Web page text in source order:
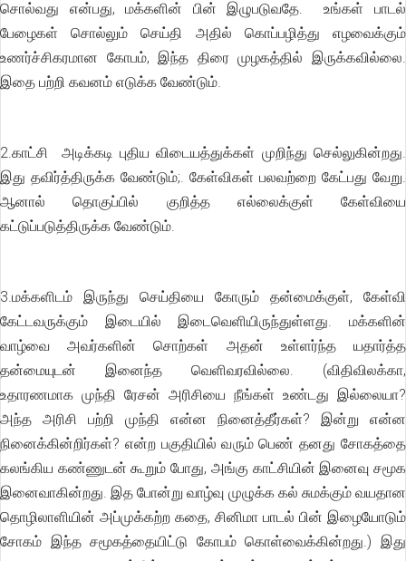
சொல்வது என்பது, மக்களின் பின் இழுபடுவதே. உங்கள் பாடல்
பேழைகள் சொல்லும் செய்தி அதில் கொப்பழித்து எழவைக்கும்
உணர்ச்சிகரமான கோபம், இந்த திரை முழகத்தில் இருக்கவில்லை.
இதை பற்றி கவனம் எடுக்க வேண்டும்.
2.காட்சி அடிக்கடி புதிய விடையத்துக்கள் முறிந்து செல்லுகின்றது.
இது தவிர்த்திருக்க வேண்டும்;. கேள்விகள் பலவற்றை கேட்பது வேறு.
ஆனால் தொகுப்பில் குறித்த எல்லைக்குள் கேள்வியை
கட்டுப்படுத்திருக்க வேண்டும்.
3.மக்களிடம் இருந்து செய்தியை கோரும் தன்மைக்குள், கேள்வி
கேட்டவருக்கும் இடையில் இடைவெளியிருந்துள்ளது. மக்களின்
வாழ்வை அவர்களின் சொற்கள் அதன் உள்ளர்ந்த யதார்த்த
தன்மையுடன் இனைந்த வெளிவரவில்லை. (விதிவிலக்கா,
உதாரணமாக முந்தி ரேசன் அரிசியை நீங்கள் உண்டது இல்லையா?
அந்த அரிசி பற்றி முந்தி என்ன நினைத்தீர்கள்? இன்று என்ன
நினைக்கின்றிர்கள்? என்ற பகுதியில் வரும் பெண் தனது சோகத்தை
கலங்கிய கண்ணுடன் கூறும் போது, அங்கு காட்சியின் இனைவு சமூக
இனைவாகின்றது. இத போன்று வாழ்வு முழுக்க கல் சுமக்கும் வயதான
தொழிலாளியின் அப்முக்கற்ற கதை, சினிமா பாடல் பின் இழையோடும்
சோகம் இந்த சமூகத்தையிட்டு கோபம் கொள்வைக்கின்றது.) இது